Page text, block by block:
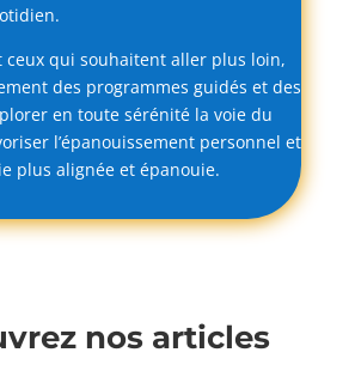
ceux qui souhaitent aller plus loin,
des programmes guidés et des
en toute sérénité la voie du
l’épanouissement personnel et
plus alignée et épanouie.
nos articles